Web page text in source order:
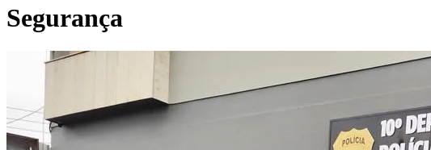
Segurança